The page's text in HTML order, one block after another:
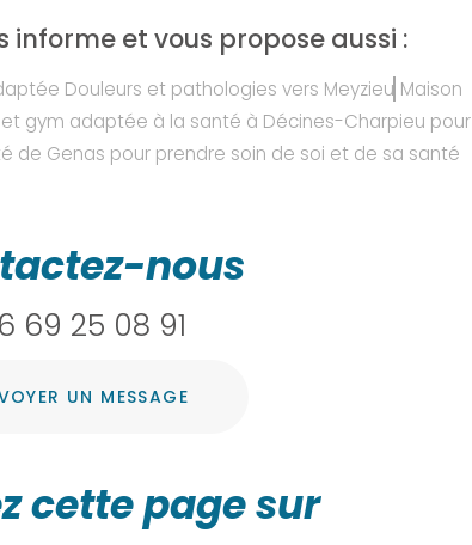
informe et vous propose aussi :
Douleurs et pathologies vers Meyzieu Maison
gym adaptée à la santé à Décines-Charpieu pour
de Genas pour prendre soin de soi et de sa santé
nous
69 25 08 91
UN MESSAGE
cette page sur